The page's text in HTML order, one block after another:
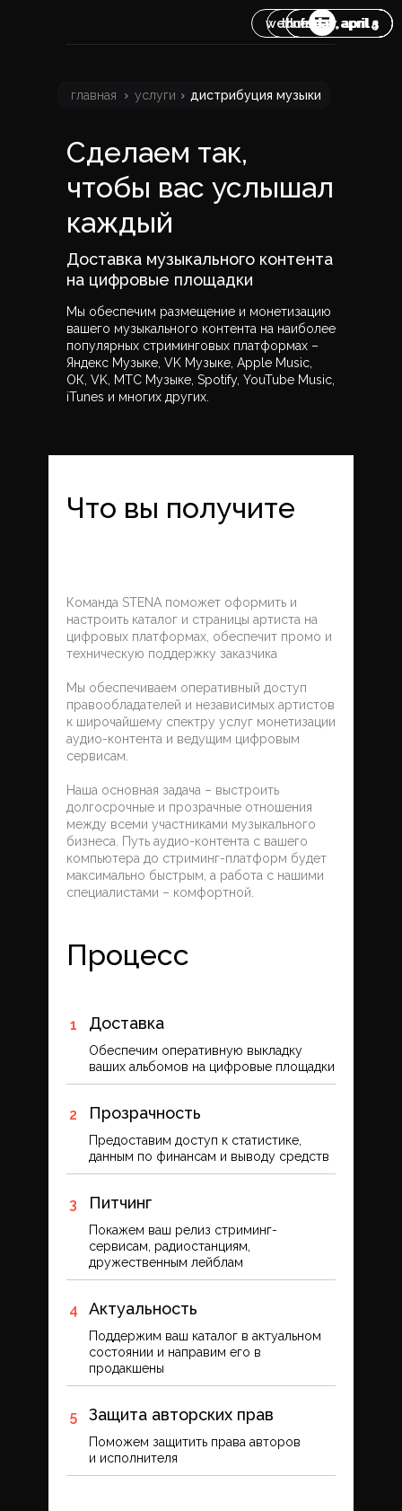
услуги
+7 (495) 923-58-85
главная услуги дистрибуция музыки
Сделаем так,
чтобы вас услышал
каждый
Доставка музыкального контента
на цифровые площадки
Мы обеспечим размещение и монетизацию
вашего музыкального контента на наиболее
популярных стриминговых платформах –
Яндекс Музыке, VK Музыке, Apple Music,
ОК, VK, МТС Музыке, Spotify, YouTube Music,
iTunes и многих других.
Что вы получите
Команда STENA поможет оформить и
настроить каталог и страницы артиста на
цифровых платформах, обеспечит промо и
техническую поддержку заказчика
Мы обеспечиваем оперативный доступ
правообладателей и независимых артистов
к широчайшему спектру услуг монетизации
аудио-контента и ведущим цифровым
сервисам.
Наша основная задача – выстроить
долгосрочные и прозрачные отношения
между всеми участниками музыкального
бизнеса. Путь аудио-контента с вашего
компьютера до стриминг-платформ будет
максимально быстрым, а работа с нашими
специалистами – комфортной.
Процесс
Доставка
Обеспечим оперативную выкладку
ваших альбомов на цифровые площадки
Прозрачность
Предоставим доступ к статистике,
данным по финансам и выводу средств
Питчинг
Покажем ваш релиз стриминг-
сервисам, радиостанциям,
дружественным лейблам
Актуальность
Поддержим ваш каталог в актуальном
состоянии и направим его в
продакшены
Защита авторских прав
Поможем защитить права авторов
и исполнителя
wednesday, april 3
thursday, april 4
friday, april 5
friday, april 5